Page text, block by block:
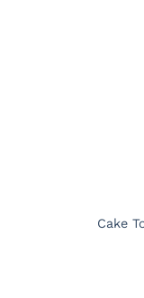
Cake